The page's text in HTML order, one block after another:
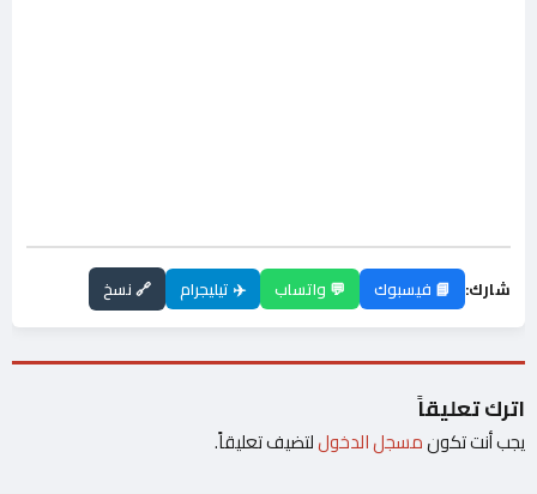
شارك: 📘 فيسبوك 💬 واتساب ✈️ تيليجرام 🔗 نسخ
اترك تعليقاً
يجب أنت تكونمسجل الدخوللتضيف تعليقاً.